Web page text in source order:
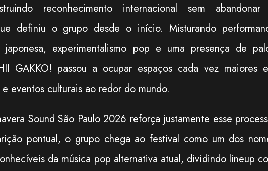
reconhecimento internacional sem
definiu o grupo desde o início. Misturando
experimentalismo pop e uma presença de
GAKKO! passou a ocupar espaços cada vez maiores
eventos culturais ao redor do mundo.
Sound São Paulo 2026 reforça justamente esse
pontual, o grupo chega ao festival como um dos
da música pop alternativa atual, dividindo lineup